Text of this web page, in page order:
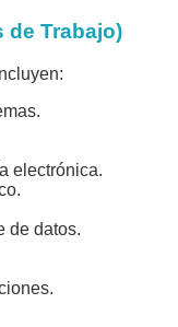
de Trabajo)
electrónica.
de datos.